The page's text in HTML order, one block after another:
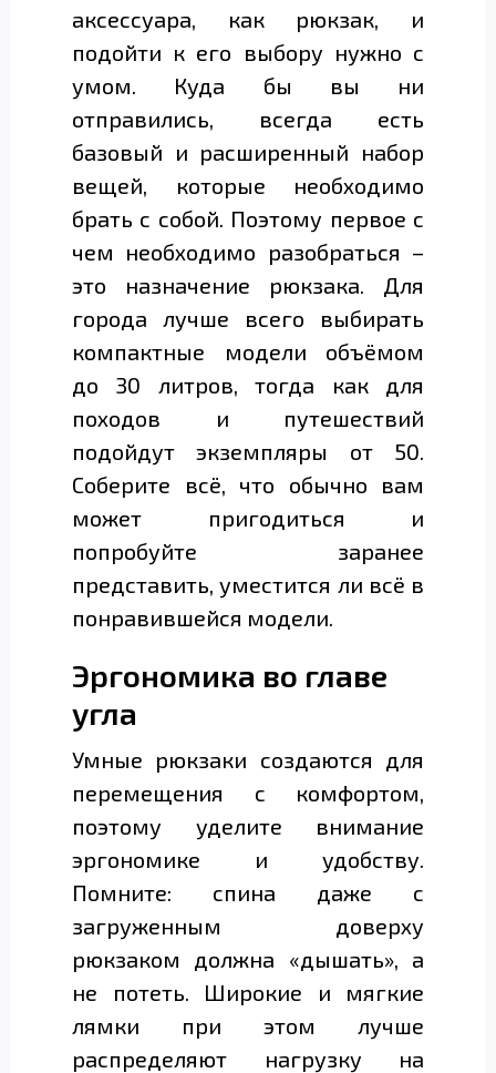
аксессуара, как рюкзак, и
подойти к его выбору нужно с
умом. Куда бы вы ни
отправились, всегда есть
базовый и расширенный набор
вещей, которые необходимо
брать с собой. Поэтому первое с
чем необходимо разобраться –
это назначение рюкзака. Для
города лучше всего выбирать
компактные модели объёмом
до 30 литров, тогда как для
походов и путешествий
подойдут экземпляры от 50.
Соберите всё, что обычно вам
может пригодиться и
попробуйте заранее
представить, уместится ли всё в
понравившейся модели.
Эргономика во главе
угла
Умные рюкзаки создаются для
перемещения с комфортом,
поэтому уделите внимание
эргономике и удобству.
Помните: спина даже с
загруженным доверху
рюкзаком должна «дышать», а
не потеть. Широкие и мягкие
лямки при этом лучше
распределяют нагрузку на